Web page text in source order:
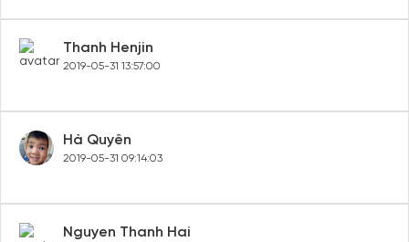
Thanh Henjin
2019-05-31 13:57:00
Hà Quyên
2019-05-31 09:14:03
Nguyen Thanh Hai